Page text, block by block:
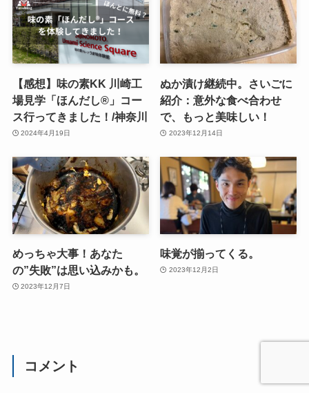
【感想】味の素KK 川崎工
場見学「ほんだし®」コー
ス行ってきました！/神奈川
2024年4月19日
ぬか漬け継続中。さいごに
紹介：意外な食べ合わせ
で、もっと美味しい！
2023年12月14日
めっちゃ大事！あなた
の”失敗”は思い込みかも。
2023年12月7日
味覚が揃ってくる。
2023年12月2日
コメント